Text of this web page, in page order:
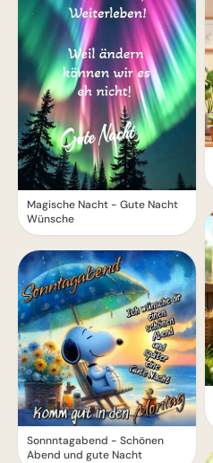
Magische Nacht - Gute Nacht
Wünsche
Sonnntagabend - Schönen
Abend und gute Nacht